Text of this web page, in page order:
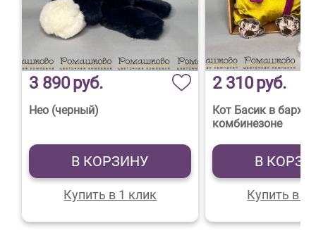
3 890руб.
Нео (черный)
В КОРЗИНУ
Купить в 1 клик
2 310руб.
Кот Басик в
комбинезоне
В
Купить в 1